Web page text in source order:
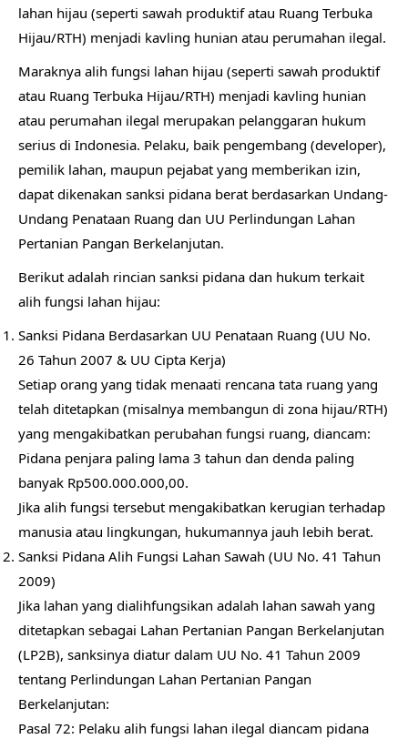
lahan hijau (seperti sawah produktif atau Ruang Terbuka
Hijau/RTH) menjadi kavling hunian atau perumahan ilegal.
Maraknya alih fungsi lahan hijau (seperti sawah produktif
atau Ruang Terbuka Hijau/RTH) menjadi kavling hunian
atau perumahan ilegal merupakan pelanggaran hukum
serius di Indonesia. Pelaku, baik pengembang (developer),
pemilik lahan, maupun pejabat yang memberikan izin,
dapat dikenakan sanksi pidana berat berdasarkan Undang-
Undang Penataan Ruang dan UU Perlindungan Lahan
Pertanian Pangan Berkelanjutan.
Berikut adalah rincian sanksi pidana dan hukum terkait
alih fungsi lahan hijau:
Sanksi Pidana Berdasarkan UU Penataan Ruang (UU No.
26 Tahun 2007 & UU Cipta Kerja)
Setiap orang yang tidak menaati rencana tata ruang yang
telah ditetapkan (misalnya membangun di zona hijau/RTH)
yang mengakibatkan perubahan fungsi ruang, diancam:
Pidana penjara paling lama 3 tahun dan denda paling
banyak Rp500.000.000,00.
Jika alih fungsi tersebut mengakibatkan kerugian terhadap
manusia atau lingkungan, hukumannya jauh lebih berat.
Sanksi Pidana Alih Fungsi Lahan Sawah (UU No. 41 Tahun
2009)
Jika lahan yang dialihfungsikan adalah lahan sawah yang
ditetapkan sebagai Lahan Pertanian Pangan Berkelanjutan
(LP2B), sanksinya diatur dalam UU No. 41 Tahun 2009
tentang Perlindungan Lahan Pertanian Pangan
Berkelanjutan:
Pasal 72: Pelaku alih fungsi lahan ilegal diancam pidana